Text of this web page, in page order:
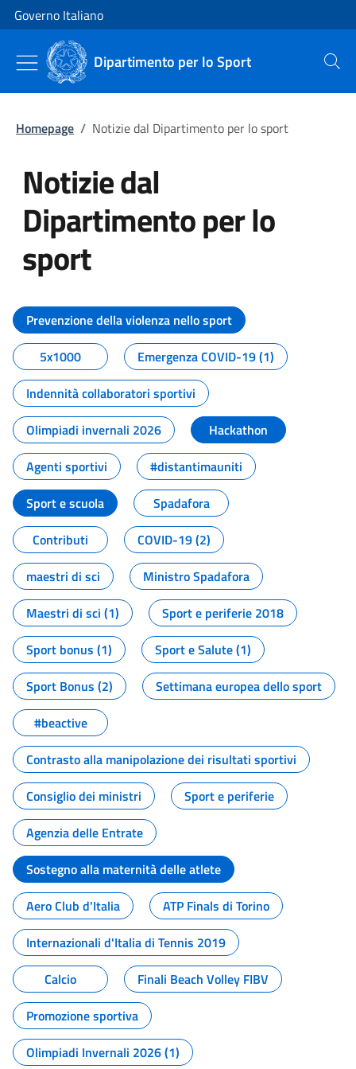
Vai al contenuto
Vai alla navigazione del sito
Governo Italiano
Dipartimento per lo Sport Cerca
Homepage / Notizie dal Dipartimento per lo sport
Notizie dal
Dipartimento per lo
sport
Tutti i contenuti della pagina
Prevenzione della violenza nello sport
5x1000
Emergenza COVID-19 (1)
Indennità collaboratori sportivi
Olimpiadi invernali 2026
Hackathon
Agenti sportivi
#distantimauniti
Sport e scuola
Spadafora
Contributi
COVID-19 (2)
maestri di sci
Ministro Spadafora
Maestri di sci (1)
Sport e periferie 2018
Sport bonus (1)
Sport e Salute (1)
Sport Bonus (2)
Settimana europea dello sport
#beactive
Contrasto alla manipolazione dei risultati sportivi
Consiglio dei ministri
Sport e periferie
Agenzia delle Entrate
Sostegno alla maternità delle atlete
Aero Club d'Italia
ATP Finals di Torino
Internazionali d'Italia di Tennis 2019
Calcio
Finali Beach Volley FIBV
Promozione sportiva
Olimpiadi Invernali 2026 (1)